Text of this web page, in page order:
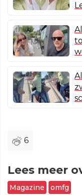
6
Lees meer
Magazine omfg